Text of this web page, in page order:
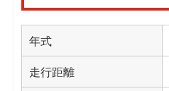
年式
走行距離